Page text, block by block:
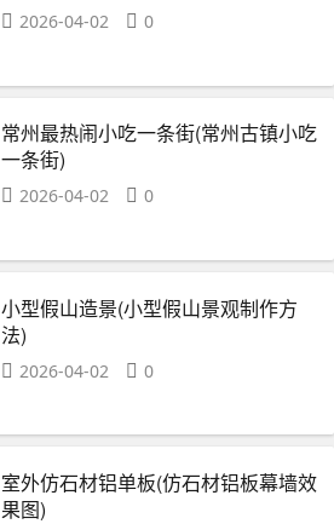
2026-04-02 0
常州最热闹小吃一条街(常州古镇小吃
一条街)
2026-04-02 0
小型假山造景(小型假山景观制作方
法)
2026-04-02 0
室外仿石材铝单板(仿石材铝板幕墙效
果图)